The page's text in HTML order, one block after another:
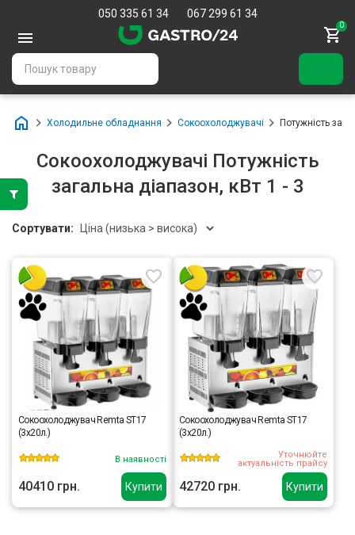
050 335 61 34 067 299 61 34
0
Холодильне обладнання Сокоохолоджувачі Потужність
Сокоохолоджувачі Потужність
загальна діапазон, кВт 1 - 3
Сортувати:
Купити
Сокоохолоджувач Remta ST17
(3х20л.)
В наявності
40410 грн. Купити
Сокоохолоджувач Remta ST17
(3х20л.)
Уточнюйте
актуальність прайсу
42720 грн.